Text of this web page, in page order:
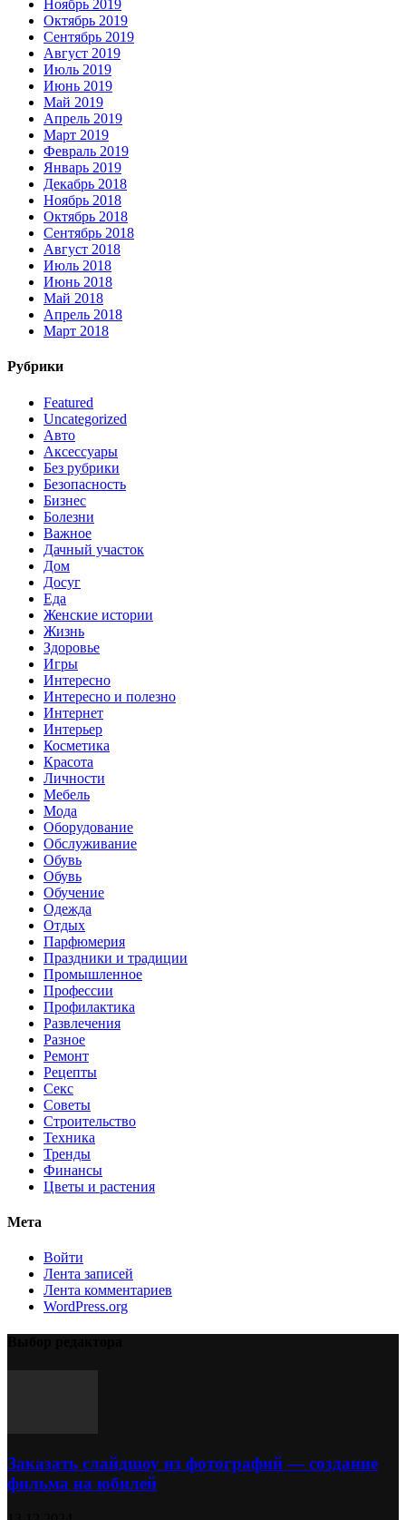
Ноябрь 2019
Октябрь 2019
Сентябрь 2019
Август 2019
Июль 2019
Июнь 2019
Май 2019
Апрель 2019
Март 2019
Февраль 2019
Январь 2019
Декабрь 2018
Ноябрь 2018
Октябрь 2018
Сентябрь 2018
Август 2018
Июль 2018
Июнь 2018
Май 2018
Апрель 2018
Март 2018
Рубрики
Featured
Uncategorized
Авто
Аксессуары
Без рубрики
Безопасность
Бизнес
Болезни
Важное
Дачный участок
Дом
Досуг
Еда
Женские истории
Жизнь
Здоровье
Игры
Интересно
Интересно и полезно
Интернет
Интерьер
Косметика
Красота
Личности
Мебель
Мода
Оборудование
Обслуживание
Обувь
Обувь
Обучение
Одежда
Отдых
Парфюмерия
Праздники и традиции
Промышленное
Профессии
Профилактика
Развлечения
Разное
Ремонт
Рецепты
Секс
Советы
Строительство
Техника
Тренды
Финансы
Цветы и растения
Мета
Войти
Лента записей
Лента комментариев
WordPress.org
Заказать слайдшоу из фотографий — создание
фильма на юбилей